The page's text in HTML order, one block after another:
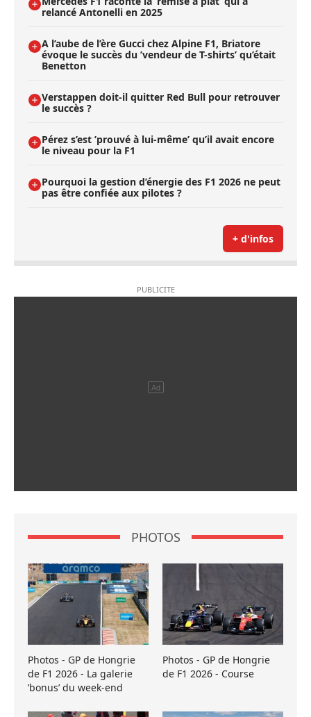
relancé Antonelli en 2025
A l’aube de l’ère Gucci chez Alpine F1, Briatore
évoque le succès du ’vendeur de T-shirts’ qu’était
Benetton
Verstappen doit-il quitter Red Bull pour retrouver
le succès ?
Pérez s’est ’prouvé à lui-même’ qu’il avait encore
le niveau pour la F1
Pourquoi la gestion d’énergie des F1 2026 ne peut
pas être confiée aux pilotes ?
+ d'infos
PHOTOS
Photos - GP de Hongrie
de F1 2026 - La galerie
’bonus’ du week-end
Photos - GP de Hongrie
de F1 2026 - Course